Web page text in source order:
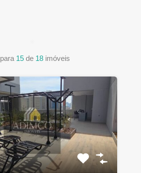
para 15 de 18 imóveis